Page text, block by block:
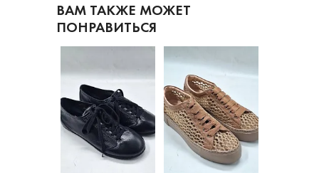
ВАМ ТАКЖЕ МОЖЕТ
ПОНРАВИТЬСЯ